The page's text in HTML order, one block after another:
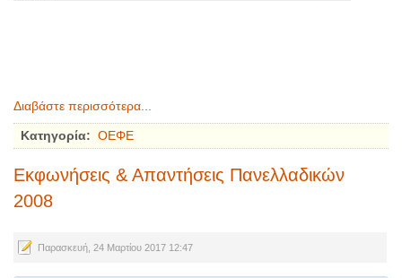
Διαβάστε περισσότερα...
Κατηγορία: ΟΕΦΕ
Εκφωνήσεις & Απαντήσεις Πανελλαδικών
2008
Παρασκευή, 24 Μαρτίου 2017 12:47